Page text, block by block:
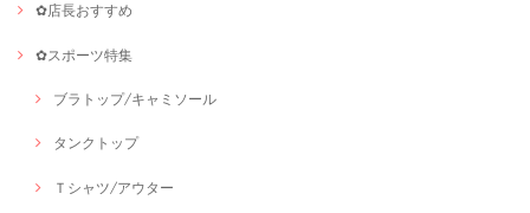
✿店長おすすめ
✿スポーツ特集
ブラトップ/キャミソール
タンクトップ
Ｔシャツ/アウター